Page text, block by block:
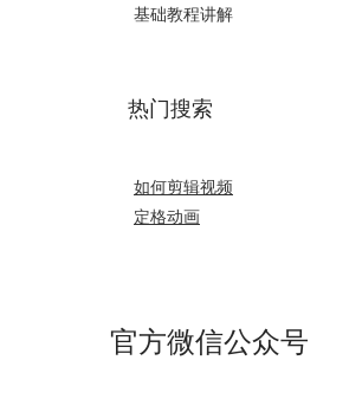
基础教程讲解
热门搜索
如何剪辑视频
定格动画
官方微信公众号